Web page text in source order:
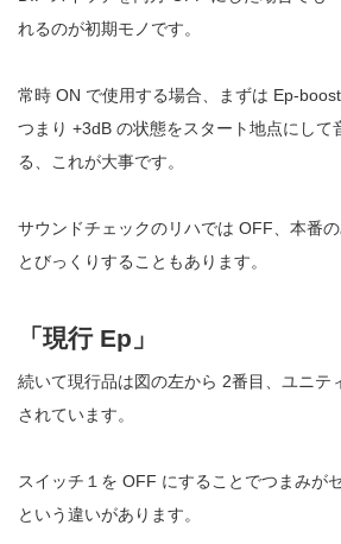
れるのが初期モノです。
常時 ON で使用する場合、まずは Ep-
つまり +3dB の状態をスタート地点にして
る、これが大事です。
サウンドチェックのリハでは OFF、本番
とびっくりすることもあります。
「現行 Ep」
続いて現行品は図の左から 2番目、ユニテ
されています。
スイッチ１を OFF にすることでつまみが
という違いがあります。